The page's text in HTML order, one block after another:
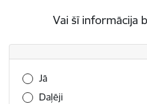
Vai šī informācija
Vai šī informācija bija
Jā
Daļēji